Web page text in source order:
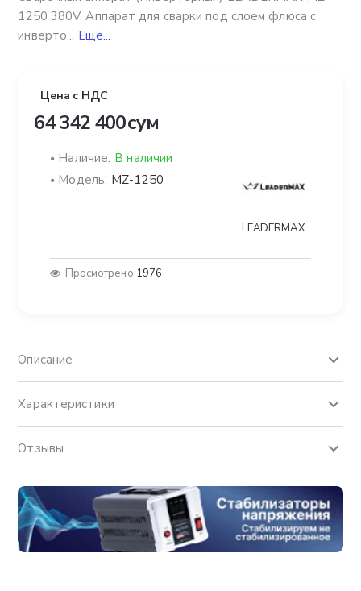
1250 380V. Аппарат для сварки под слоем флюса с
инверто... Ещё...
Цена с НДС
64 342 400 сум
Наличие: В наличии
Модель: MZ-1250
LEADERMAX
Просмотрено:1976
Описание
Характеристики
Отзывы